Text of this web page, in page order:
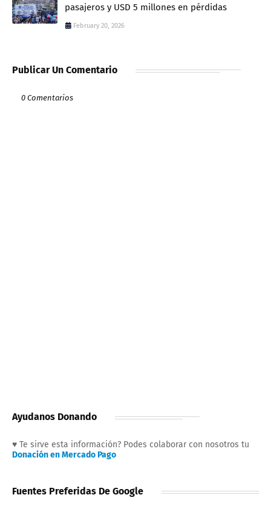
pasajeros y USD 5 millones en pérdidas
February 20, 2026
Publicar Un Comentario
0 Comentarios
Ayudanos Donando
♥ Te sirve esta información? Podes colaborar con nosotros tu
Donación en Mercado Pago
Fuentes Preferidas De Google